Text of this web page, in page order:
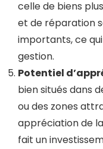
celle de biens
et de réparation
importants, ce
gestion.
Potentiel
bien situés dans
ou des zones
appréciation de
fait un